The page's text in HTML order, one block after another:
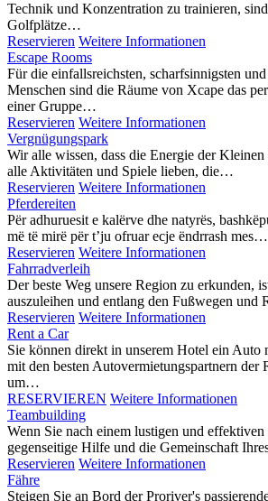
Technik und Konzentration zu trainieren,
Golfplätze…
Reservieren Weitere Informationen
Escape Rooms
Für die einfallsreichsten, scharfsinnigsten
Menschen sind die Räume von Xcape das
einer Gruppe…
Reservieren Weitere Informationen
Vergnügungspark
Wir alle wissen, dass die Energie der Kleinen
alle Aktivitäten und Spiele lieben, die…
Reservieren Weitere Informationen
Pferdereiten
Për adhuruesit e kalërve dhe natyrës,
më të mirë për t’ju ofruar ecje ëndrrash mes…
Reservieren Weitere Informationen
Fahrradverleih
Der beste Weg unsere Region zu erkunden,
auszuleihen und entlang den Fußwegen und
Reservieren Weitere Informationen
Rent a Car
Sie können direkt in unserem Hotel ein Auto
mit den besten Autovermietungspartnern der
um…
RESERVIEREN Weitere Informationen
Teambuilding
Wenn Sie nach einem lustigen und effektiven
gegenseitige Hilfe und die Gemeinschaft
Reservieren Weitere Informationen
Fähre
Steigen Sie an Bord der Proriver's